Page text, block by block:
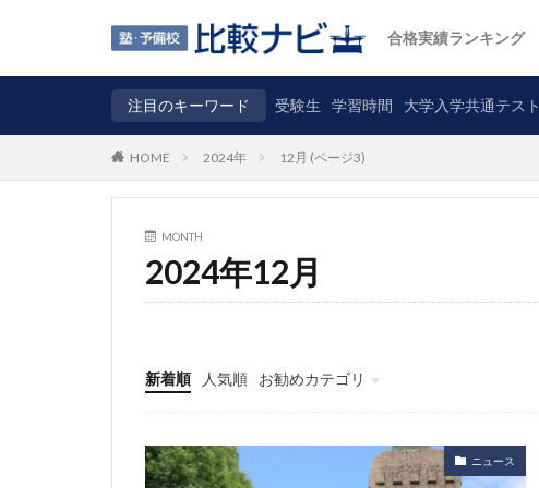
合格実績ランキング
注目のキーワード 受験生 学習時間 大学入学共通テスト
HOME 2024年 12月 (ページ3)
MONTH
2024年12月
新着順 人気順
お勧めカテゴリ
ニュース
自主調査
コラム
カテゴリ
ニュース